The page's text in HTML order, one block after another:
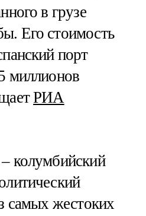
в грузе
Его стоимость
порт
миллионов
РИА
колумбийский
самых жестоких